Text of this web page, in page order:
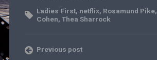
Ladies First, netflix, Rosamund Pike,
Cohen, Thea Sharrock
Previous post